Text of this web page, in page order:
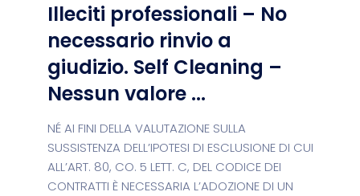
Illeciti professionali – No
necessario rinvio a
giudizio. Self Cleaning –
Nessun valore ...
NÉ AI FINI DELLA VALUTAZIONE SULLA
SUSSISTENZA DELL’IPOTESI DI ESCLUSIONE DI CUI
ALL’ART. 80, CO. 5 LETT. C, DEL CODICE DEI
CONTRATTI È NECESSARIA L’ADOZIONE DI UN